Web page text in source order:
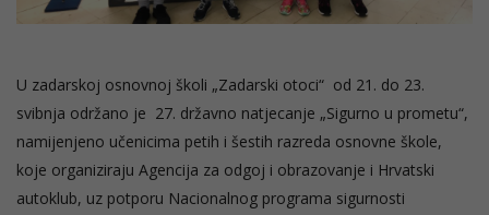
U zadarskoj osnovnoj školi „Zadarski otoci“ od 21. do 23.
svibnja održano je 27. državno natjecanje „Sigurno u prometu“,
namijenjeno učenicima petih i šestih razreda osnovne škole,
koje organiziraju Agencija za odgoj i obrazovanje i Hrvatski
autoklub, uz potporu Nacionalnog programa sigurnosti